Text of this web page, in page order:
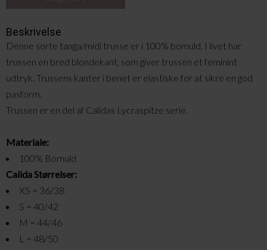
Beskrivelse
Denne sorte tanga/midi trusse er i 100% bomuld. I livet har
trussen en bred blondekant, som giver trussen et feminint
udtryk. Trussens kanter i benet er elastiske for at sikre en god
pasform.
Trussen er en del af Calidas Lycraspitze serie.
Materiale:
100% Bomuld
Calida Størrelser:
XS = 36/38
S = 40/42
M = 44/46
L = 48/50